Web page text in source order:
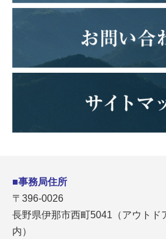
■事務局住所
〒396-0026
長野県伊那市西町5041（アウトド
内）